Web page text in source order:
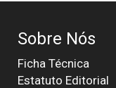
Sobre Nós
Ficha Técnica
Estatuto Editorial